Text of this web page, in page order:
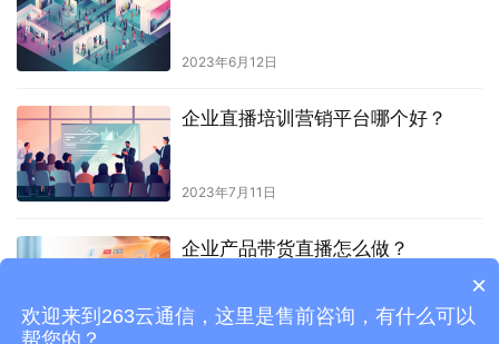
2023年6月12日
企业直播培训营销平台哪个好？
2023年7月11日
企业产品带货直播怎么做？
2023年8月10日
×
欢迎来到263云通信，这里是售前咨询，有什么可以